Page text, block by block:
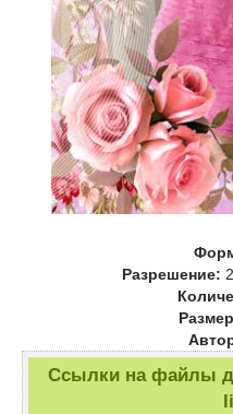
Разрешение:
Ссылки на файлы